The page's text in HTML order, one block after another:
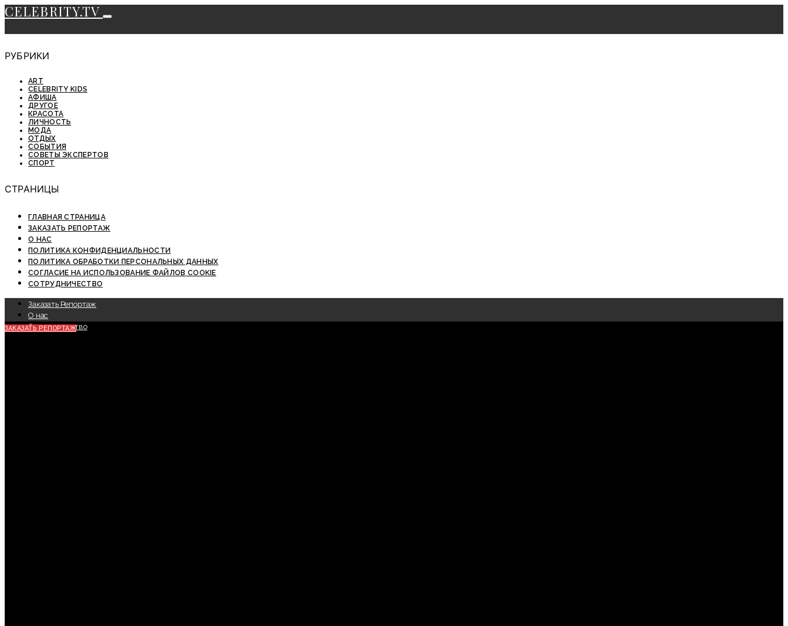
CELEBRITY.TV
РУБРИКИ
ART
CELEBRITY KIDS
АФИША
ДРУГОЕ
КРАСОТА
ЛИЧНОСТЬ
МОДА
ОТДЫХ
СОБЫТИЯ
СОВЕТЫ ЭКСПЕРТОВ
СПОРТ
СТРАНИЦЫ
ГЛАВНАЯ СТРАНИЦА
ЗАКАЗАТЬ РЕПОРТАЖ
О НАС
ПОЛИТИКА КОНФИДЕНЦИАЛЬНОСТИ
ПОЛИТИКА ОБРАБОТКИ ПЕРСОНАЛЬНЫХ ДАННЫХ
СОГЛАСИЕ НА ИСПОЛЬЗОВАНИЕ ФАЙЛОВ COOKIE
СОТРУДНИЧЕСТВО
Заказать Репортаж
О нас
Сотрудничество
ЗАКАЗАТЬ РЕПОРТАЖ